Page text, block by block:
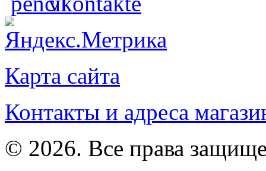
Карта сайта
Контакты и адреса
© 2026. Все права